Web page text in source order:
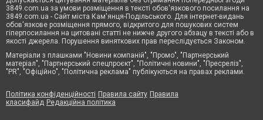
3849.com.ua за умови розміщення в тексті обов'язкового посилання на
3849.com.ua - Сайт міста Кам'янця-Подільського. Для інтернет-видань
обов'язкове розміщення прямого, відкритого для пошукових систем
гіперпосилання на цитовані статті не нижче другого абзацу в тексті або в
якості джерела. Порушення виняткових прав переслідується Законом.
Матеріали з плашками "Новини компаній", "Промо", "Партнерський
матеріал", "Партнерський спецпроєкт", "Політичні новини", "Пресреліз",
"PR", "Офіційно", "Політична реклама" публікуються на правах реклами.
Політика конфіденційності Правила сайту Правила
класифайд Редакційна політика